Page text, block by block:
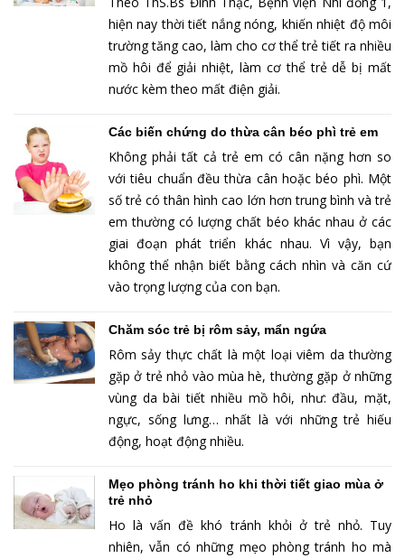
hiện nay thời tiết nắng nóng, khiến nhiệt độ môi
trường tăng cao, làm cho cơ thể trẻ tiết ra nhiều
mồ hôi để giải nhiệt, làm cơ thể trẻ dễ bị mất
nước kèm theo mất điện giải.
Các biến chứng do thừa cân béo phì trẻ em
Không phải tất cả trẻ em có cân nặng hơn so
với tiêu chuẩn đều thừa cân hoặc béo phì. Một
số trẻ có thân hình cao lớn hơn trung bình và trẻ
em thường có lượng chất béo khác nhau ở các
giai đoạn phát triển khác nhau. Vì vậy, bạn
không thể nhận biết bằng cách nhìn và căn cứ
vào trọng lượng của con bạn.
Chăm sóc trẻ bị rôm sảy, mẩn ngứa
Rôm sảy thực chất là một loại viêm da thường
gặp ở trẻ nhỏ vào mùa hè, thường gặp ở những
vùng da bài tiết nhiều mồ hôi, như: đầu, mặt,
ngực, sống lưng… nhất là với những trẻ hiếu
động, hoạt động nhiều.
Mẹo phòng tránh ho khi thời tiết giao mùa ở
trẻ nhỏ
Ho là vấn đề khó tránh khỏi ở trẻ nhỏ. Tuy
nhiên, vẫn có những mẹo phòng tránh ho mà